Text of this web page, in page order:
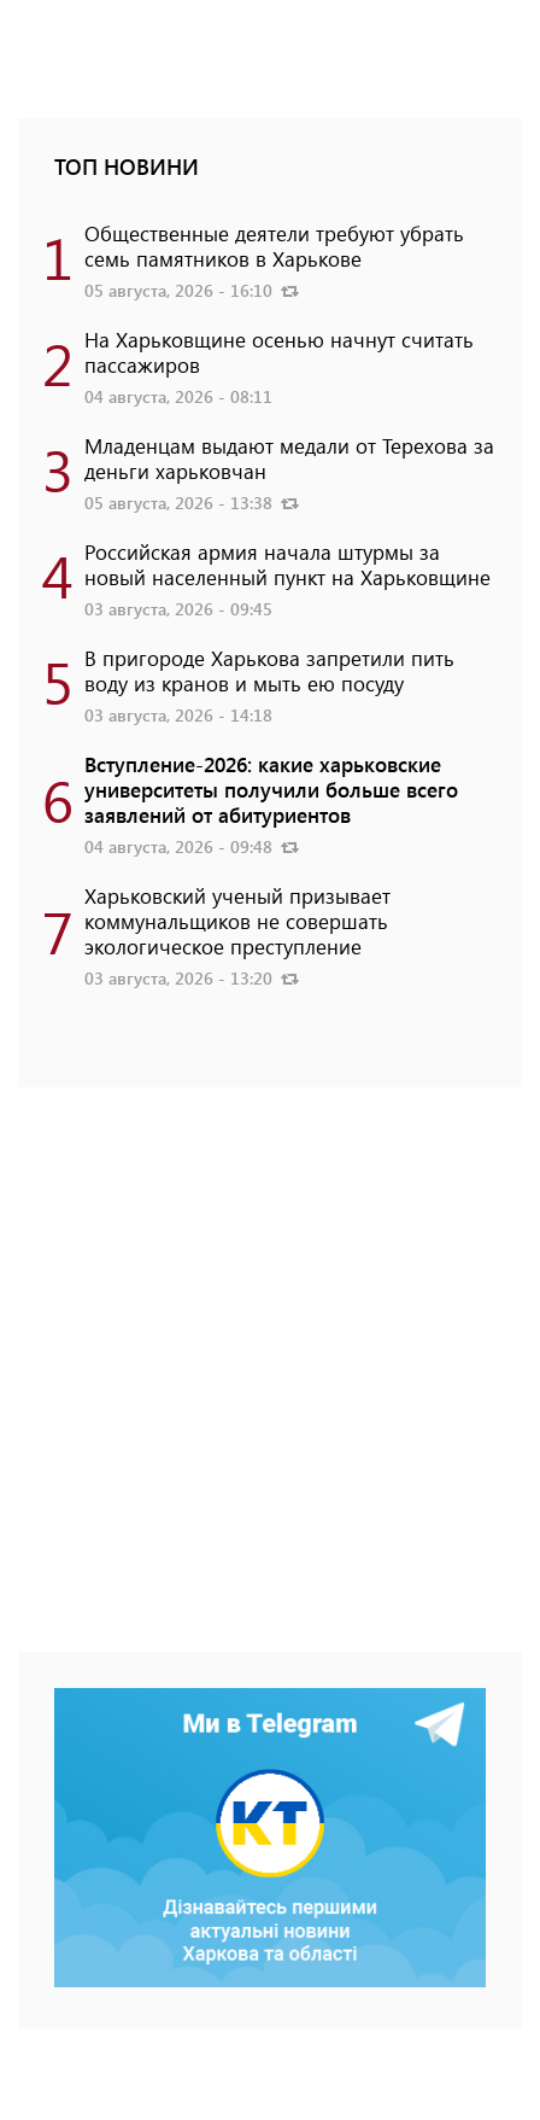
ТОП НОВИНИ
1 Общественные деятели требуют убрать
семь памятников в Харькове
05 августа, 2026 - 16:10
2 На Харьковщине осенью начнут считать
пассажиров
04 августа, 2026 - 08:11
3 Младенцам выдают медали от Терехова за
деньги харьковчан
05 августа, 2026 - 13:38
4 Российская армия начала штурмы за
новый населенный пункт на Харьковщине
03 августа, 2026 - 09:45
5 В пригороде Харькова запретили пить
воду из кранов и мыть ею посуду
03 августа, 2026 - 14:18
6 Вступление-2026: какие харьковские
университеты получили больше всего
заявлений от абитуриентов
04 августа, 2026 - 09:48
7 Харьковский ученый призывает
коммунальщиков не совершать
экологическое преступление
03 августа, 2026 - 13:20